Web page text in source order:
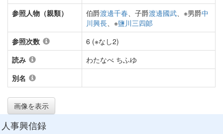
参照人物（親類）
伯爵渡邊千春、子爵渡邊國武、※男爵中
川興長、※鹽川三四郞
参照次数
6 (※なし2)
読み
わたなべ ちふゆ
別名
画像を表示
人事興信録